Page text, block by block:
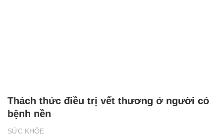
SỨC KHỎE
Thách thức điều trị vết thương ở người có
bệnh nền